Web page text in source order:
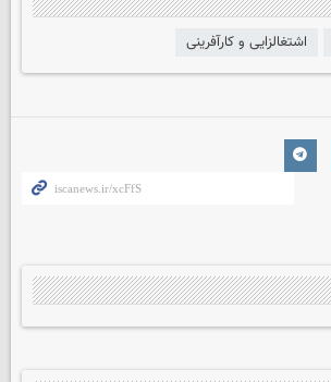
اشتغالزایی و کارآفرینی